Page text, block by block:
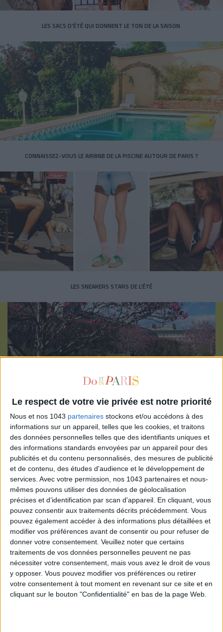
Le respect de votre vie privée est notre priorité
Nous et nos 1043 partenaires stockons et/ou accédons à des
informations sur un appareil, telles que les cookies, et traitons
des données personnelles telles que des identifiants uniques et
des informations standards envoyées par un appareil pour des
publicités et du contenu personnalisés, des mesures de publicité
et de contenu, des études d'audience et le développement de
services. Avec votre permission, nos 1043 partenaires et nous-
mêmes pouvons utiliser des données de géolocalisation
précises et d’identification par scan d'appareil. En cliquant, vous
pouvez consentir aux traitements décrits précédemment. Vous
pouvez également accéder à des informations plus détaillées et
modifier vos préférences avant de consentir ou pour refuser de
donner votre consentement. Veuillez noter que certains
traitements de vos données personnelles peuvent ne pas
nécessiter votre consentement, mais vous avez le droit de vous
y opposer. Vous pouvez modifier vos préférences ou retirer
votre consentement à tout moment en revenant sur ce site et en
cliquant sur le bouton "Confidentialité" en bas de la page Web.
LES SACS D’ÉTÉ QUI DONNENT LE TON DE LA SAISON
CONNAISSEZ-VOUS LE AIRBNB DE LA PISCINE AUTOUR DE PARIS ?
LES SNEAKERS STARS DE L’ÉTÉ
Inscrivez-vous à notre newsletter
ADOPT PARFUMS RÉVOLUTIONNE LA PARFUMERIE MADE IN FRANCE À PETIT PRIX